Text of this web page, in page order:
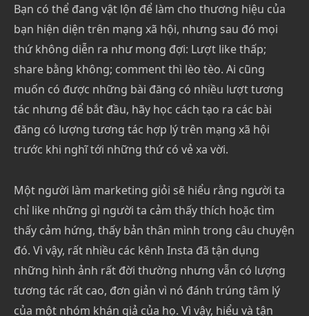
Bạn có thể đang vật lộn để làm cho thương hiệu của
bạn hiện diện trên mạng xã hội, nhưng sau đó mọi
thứ không diễn ra như mong đợi: Lượt like thấp;
share bằng không; comment thì lèo tèo. Ai cũng
muốn có được những bài đăng có nhiều lượt tương
tác nhưng để bắt đầu, hãy học cách tạo ra các bài
đăng có lượng tương tác hợp lý trên mạng xã hội
trước khi nghĩ tới những thứ có vẻ xa vời.
Một người làm marketing giỏi sẽ hiểu rằng người ta
chỉ like những gì người ta cảm thấy thích hoặc tìm
thấy cảm hứng, thấy bản thân mình trong câu chuyện
đó. Vì vậy, rất nhiều các kênh Insta đã tận dụng
những hình ảnh rất đời thường nhưng vẫn có lượng
tương tác rất cao, đơn giản vì nó đánh trúng tâm lý
của một nhóm khán giả của họ. Vì vậy, hiểu và tận